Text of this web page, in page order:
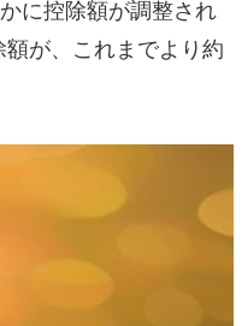
に控除額が調整され
が、これまでより約